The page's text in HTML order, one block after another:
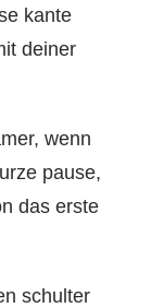
kante
deiner
wenn
pause,
das erste
schulter